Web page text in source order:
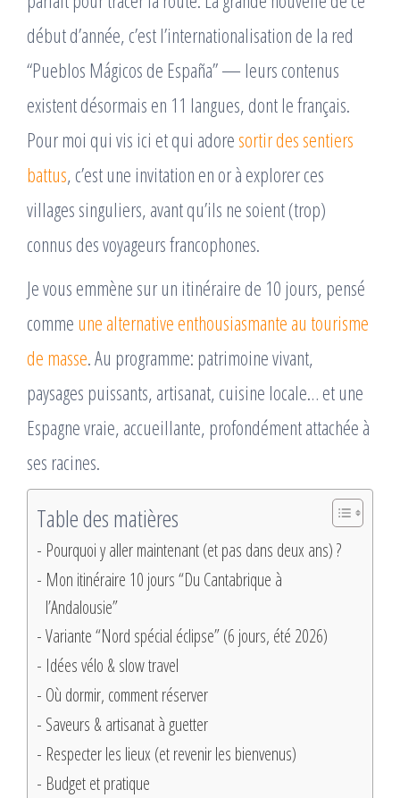
début d’année, c’est l’internationalisation de la red
“Pueblos Mágicos de España” — leurs contenus
existent désormais en 11 langues, dont le français.
Pour moi qui vis ici et qui adoresortir des sentiers
battus, c’est une invitation en or à explorer ces
villages singuliers, avant qu’ils ne soient (trop)
connus des voyageurs francophones.
Je vous emmène sur un itinéraire de 10 jours, pensé
comme une alternative enthousiasmante au tourisme
de masse. Au programme: patrimoine vivant,
paysages puissants, artisanat, cuisine locale… et une
Espagne vraie, accueillante, profondément attachée à
ses racines.
Table des matières
Pourquoi y aller maintenant (et pas dans deux ans) ?
Mon itinéraire 10 jours “Du Cantabrique à
l’Andalousie”
Variante “Nord spécial éclipse” (6 jours, été 2026)
Idées vélo & slow travel
Où dormir, comment réserver
Saveurs & artisanat à guetter
Respecter les lieux (et revenir les bienvenus)
Budget et pratique